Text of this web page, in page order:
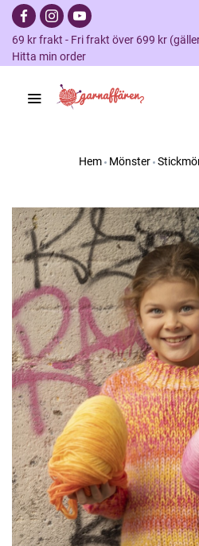
69 kr frakt - Fri frakt över 699 kr
Hitta min order
Hem Mönster